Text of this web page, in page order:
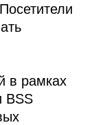
в рамках
BSS